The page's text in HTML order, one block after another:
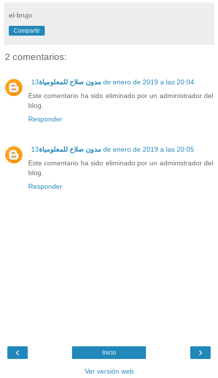
el-brujo
Compartir
2 comentarios:
مدون صلاح للمعلومياة 13 de enero de 2019 a las 20:04
Este comentario ha sido eliminado por un administrador del
blog.
Responder
مدون صلاح للمعلومياة 13 de enero de 2019 a las 20:05
Este comentario ha sido eliminado por un administrador del
blog.
Responder
‹ ›
Inicio
Ver versión web